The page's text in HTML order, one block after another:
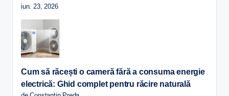
iun. 23, 2026
Cum să răcești o cameră fără a consuma energie
electrică: Ghid complet pentru răcire naturală